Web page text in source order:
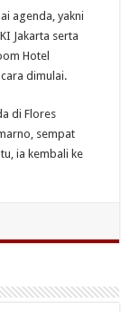
agenda, yakni
Jakarta serta
Hotel
dimulai.
di Flores
sempat
ia kembali ke